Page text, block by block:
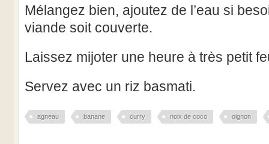
Mélangez bien, ajoutez de l’eau si
viande soit couverte.
Laissez mijoter une heure à très petit
Servez avec un riz basmati.
agneau banane curry noix de coco oignon